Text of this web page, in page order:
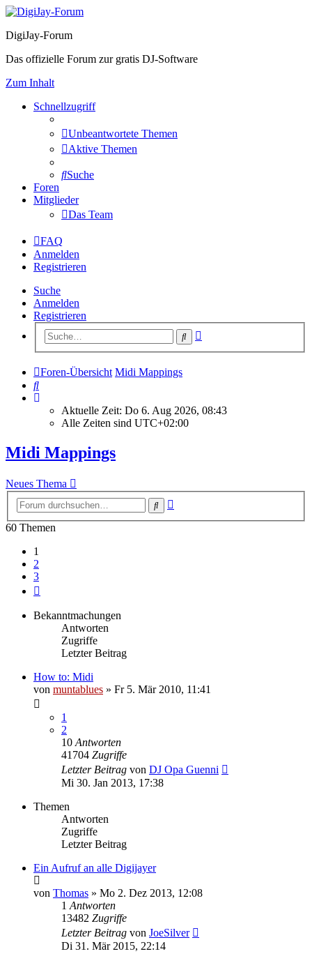
DigiJay-Forum
Das offizielle Forum zur gratis DJ-Software
Zum Inhalt
Schnellzugriff
Unbeantwortete Themen
Aktive Themen
Suche
Foren
Mitglieder
Das Team
FAQ
Anmelden
Registrieren
Suche
Anmelden
Registrieren
Suche
Foren-Übersicht Midi Mappings
Suche
Aktuelle Zeit: Do 6. Aug 2026, 08:43
Alle Zeiten sind UTC+02:00
Midi Mappings
Neues Thema
Suche
60 Themen
1
2
3
Bekanntmachungen
Antworten
Zugriffe
Letzter Beitrag
How to: Midi
von muntablues » Fr 5. Mär 2010, 11:41
1
2
10 Antworten
41704 Zugriffe
Letzter Beitrag von DJ Opa Guenni
Mi 30. Jan 2013, 17:38
Themen
Antworten
Zugriffe
Letzter Beitrag
Ein Aufruf an alle Digijayer
von Thomas » Mo 2. Dez 2013, 12:08
1 Antworten
13482 Zugriffe
Letzter Beitrag von JoeSilver
Di 31. Mär 2015, 22:14